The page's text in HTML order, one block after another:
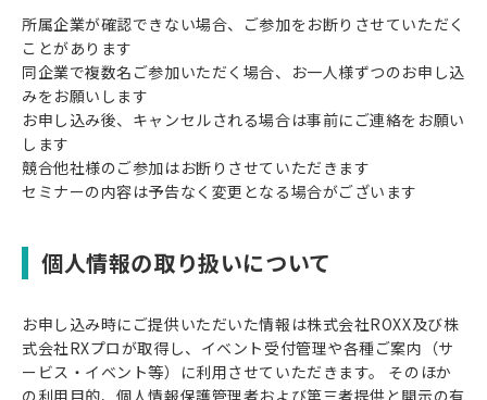
所属企業が確認できない場合、ご参加をお断りさせていただく
ことがあります
同企業で複数名ご参加いただく場合、お一人様ずつのお申し込
みをお願いします
お申し込み後、キャンセルされる場合は事前にご連絡をお願い
します
競合他社様のご参加はお断りさせていただきます
セミナーの内容は予告なく変更となる場合がございます
個人情報の取り扱いについて
お申し込み時にご提供いただいた情報は株式会社ROXX及び株
式会社RXプロが取得し、イベント受付管理や各種ご案内（サ
ービス・イベント等）に利用させていただきます。 そのほか
の利用目的、個人情報保護管理者および第三者提供と開示の有